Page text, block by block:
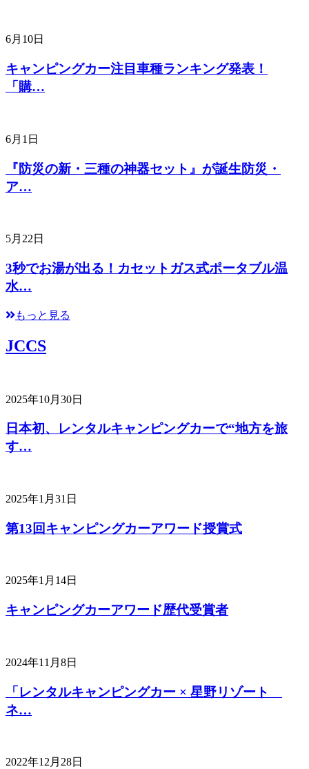
6月10日
キャンピングカー注目車種ランキング発表！
「購…
6月1日
『防災の新・三種の神器セット』が誕生防災・
ア…
5月22日
3秒でお湯が出る！カセットガス式ポータブル温
水…
もっと見る
JCCS
2025年10月30日
日本初、レンタルキャンピングカーで“地方を旅
す…
2025年1月31日
第13回キャンピングカーアワード授賞式
2025年1月14日
キャンピングカーアワード歴代受賞者
2024年11月8日
「レンタルキャンピングカー × 星野リゾート
ネ…
2022年12月28日